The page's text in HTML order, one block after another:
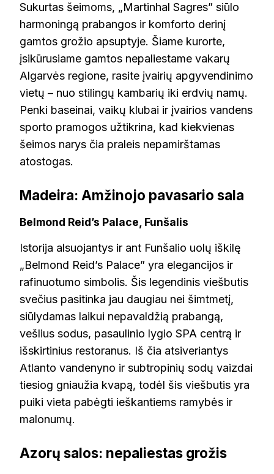
Sukurtas šeimoms, „Martinhal Sagres” siūlo
harmoningą prabangos ir komforto derinį
gamtos grožio apsuptyje. Šiame kurorte,
įsikūrusiame gamtos nepaliestame vakarų
Algarvės regione, rasite įvairių apgyvendinimo
vietų – nuo stilingų kambarių iki erdvių namų.
Penki baseinai, vaikų klubai ir įvairios vandens
sporto pramogos užtikrina, kad kiekvienas
šeimos narys čia praleis nepamirštamas
atostogas.
Madeira: Amžinojo pavasario sala
Belmond Reid’s Palace, Funšalis
Istorija alsuojantys ir ant Funšalio uolų iškilę
„Belmond Reid’s Palace” yra elegancijos ir
rafinuotumo simbolis. Šis legendinis viešbutis
svečius pasitinka jau daugiau nei šimtmetį,
siūlydamas laikui nepavaldžią prabangą,
vešlius sodus, pasaulinio lygio SPA centrą ir
išskirtinius restoranus. Iš čia atsiveriantys
Atlanto vandenyno ir subtropinių sodų vaizdai
tiesiog gniaužia kvapą, todėl šis viešbutis yra
puiki vieta pabėgti ieškantiems ramybės ir
malonumų.
Azorų salos: nepaliestas grožis